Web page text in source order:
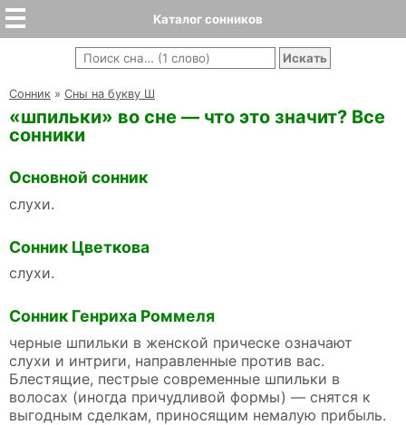
Каталог сонников
Cонник » Сны на букву Ш
«шпильки» во сне — что это значит? Все
сонники
Основной сонник
слухи.
Сонник Цветкова
слухи.
Сонник Генриха Роммеля
черные шпильки в женской прическе означают
слухи и интриги, направленные против вас.
Блестящие, пестрые современные шпильки в
волосах (иногда причудливой формы) — снятся к
выгодным сделкам, приносящим немалую прибыль.